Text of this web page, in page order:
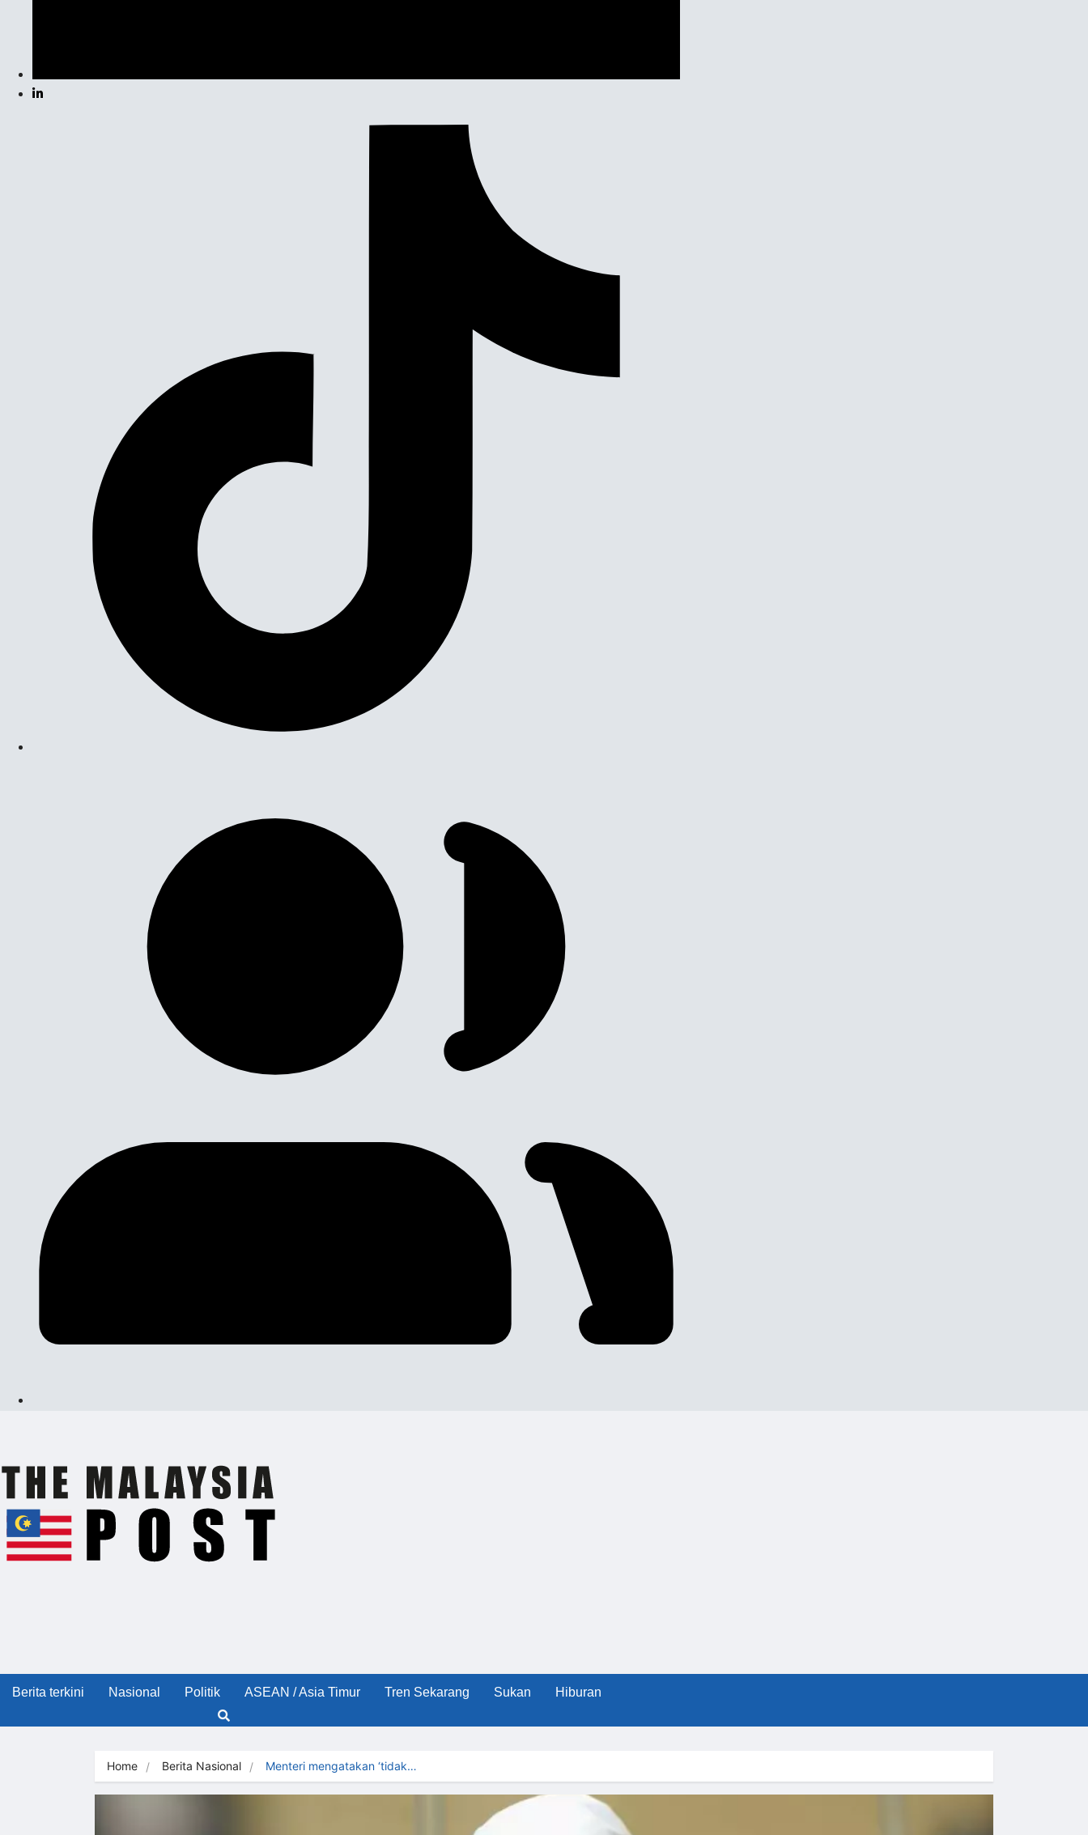
Berita terkini Nasional Politik ASEAN / Asia Timur Tren Sekarang Sukan Hiburan
Home Berita Nasional Menteri mengatakan ‘tidak…